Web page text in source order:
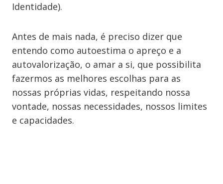
Identidade).
Antes de mais nada, é preciso dizer que
entendo como autoestima o apreço e a
autovalorização, o amar a si, que possibilita
fazermos as melhores escolhas para as
nossas próprias vidas, respeitando nossa
vontade, nossas necessidades, nossos limites
e capacidades.